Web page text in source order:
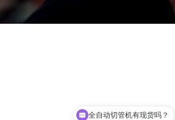
全自动切管机有现货吗？